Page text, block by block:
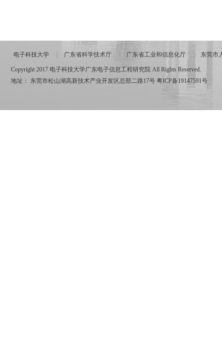
电子科技大学 广东省科学技术厅 广东省工业和信息化厅 东莞市
Copyright 2017 电子科技大学广东电子信息工程研究院 All Rights Reserved.
地址： 东莞市松山湖高新技术产业开发区总部二路17号 粤ICP备19147591号